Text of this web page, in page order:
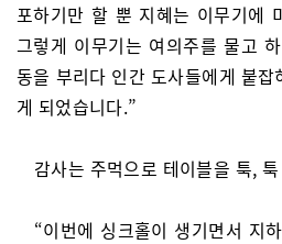
포하기만 할 뿐 지혜는 이무기에
그렇게 이무기는 여의주를 물고
동을 부리다 인간 도사들에게 붙
게 되었습니다.”
감사는 주먹으로 테이블을 툭,
“이번에 싱크홀이 생기면서 지